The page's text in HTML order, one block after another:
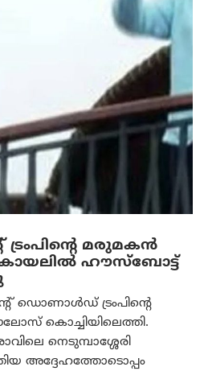
മരുമകൻ
കായലിൽ ഹൗസ്ബോട്ട്
ഡൊണാൾഡ് ട്രംപിന്റെ
കൊച്ചിയിലെത്തി.
നെടുമ്പാശ്ശേരി
അദ്ദേഹത്തോടൊപ്പം